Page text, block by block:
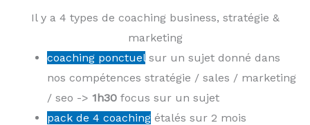
Il y a 4 types de coaching business, stratégie &
marketing
coaching ponctuel sur un sujet donné dans
nos compétences stratégie / sales / marketing
/ seo -> 1h30 focus sur un sujet
pack de 4 coaching étalés sur 2 mois